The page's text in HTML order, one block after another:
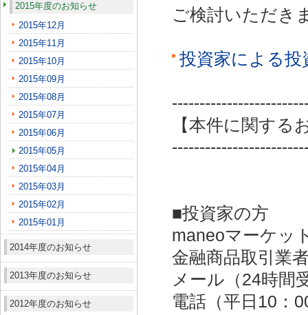
2015年度のお知らせ
2015年12月
2015年11月
2015年10月
2015年09月
2015年08月
2015年07月
2015年06月
2015年05月
2015年04月
2015年03月
2015年02月
2015年01月
2014年度のお知らせ
2013年度のお知らせ
2012年度のお知らせ
ご検討いただき
投資家による
【本件に関する
■投資家の方
maneoマーケッ
金融商品取引業
メール（24時間
電話（平日10：